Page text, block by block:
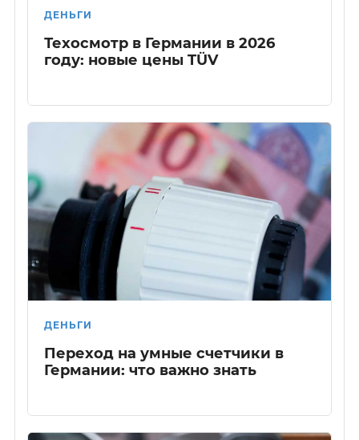
ДЕНЬГИ
Техосмотр в Германии в 2026
году: новые цены TÜV
ДЕНЬГИ
Переход на умные счетчики в
Германии: что важно знать